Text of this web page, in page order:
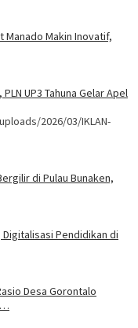
Manado Makin Inovatif,
UP3 Tahuna Gelar Apel
2026/03/IKLAN-
di Pulau Bunaken,
Digitalisasi Pendidikan di
Desa Gorontalo